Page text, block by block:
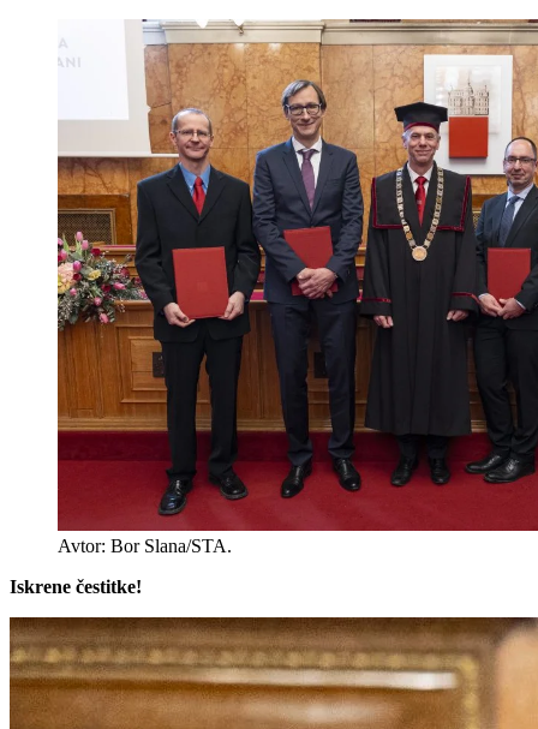
Avtor: Bor Slana/STA.
Iskrene čestitke!